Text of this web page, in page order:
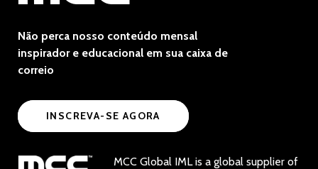
Não perca nosso conteúdo mensal
inspirador e educacional em sua caixa de
correio
INSCREVA-SE AGORA
MCC Global IML is a global supplier of